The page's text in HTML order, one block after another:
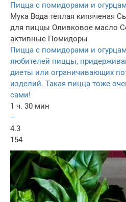
Пицца с помидорами и
Мука Вода теплая кипяченая
для пиццы Оливковое масло
активные Помидоры
Пицца с помидорами и
любителей пиццы,
диеты или ограничивающих
изделий. Такая пицца тоже
сами!
1 ч. 30 мин
–
4.3
154